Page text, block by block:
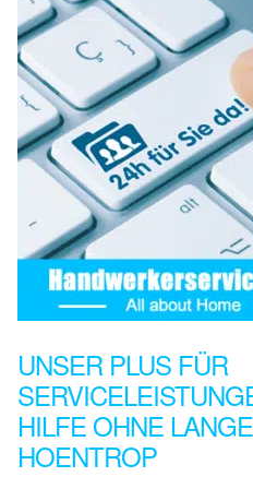
UNSER PLUS FÜR
HILFE OHNE
HOENTROP